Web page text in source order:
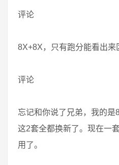
评论
8X+8X，只有跑分能看出来
评论
忘记和你说了兄弟，我的
这2套全都换新了。现在一
用了。